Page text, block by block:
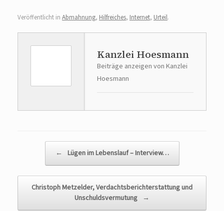
Veröffentlicht in Abmahnung, Hilfreiches, Internet, Urteil.
Kanzlei Hoesmann
Beiträge anzeigen von Kanzlei
Hoesmann
← Lügen im Lebenslauf – Interview…
Christoph Metzelder, Verdachtsberichterstattung und
Unschuldsvermutung
→